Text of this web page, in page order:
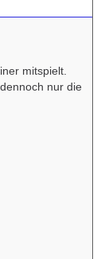
mitspielt.
nur die